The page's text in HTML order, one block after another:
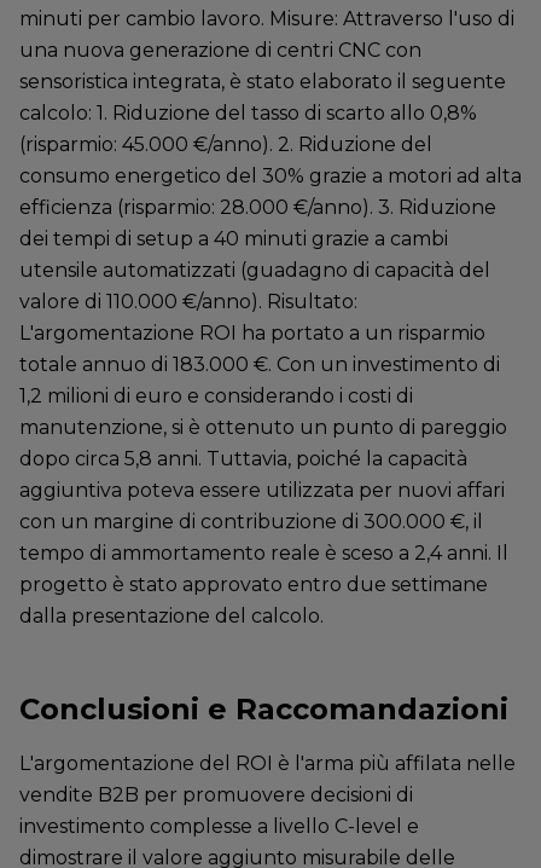
minuti per cambio lavoro. Misure: Attraverso l'uso di
una nuova generazione di centri CNC con
sensoristica integrata, è stato elaborato il seguente
calcolo: 1. Riduzione del tasso di scarto allo 0,8%
(risparmio: 45.000 €/anno). 2. Riduzione del
consumo energetico del 30% grazie a motori ad alta
efficienza (risparmio: 28.000 €/anno). 3. Riduzione
dei tempi di setup a 40 minuti grazie a cambi
utensile automatizzati (guadagno di capacità del
valore di 110.000 €/anno). Risultato:
L'argomentazione ROI ha portato a un risparmio
totale annuo di 183.000 €. Con un investimento di
1,2 milioni di euro e considerando i costi di
manutenzione, si è ottenuto un punto di pareggio
dopo circa 5,8 anni. Tuttavia, poiché la capacità
aggiuntiva poteva essere utilizzata per nuovi affari
con un margine di contribuzione di 300.000 €, il
tempo di ammortamento reale è sceso a 2,4 anni. Il
progetto è stato approvato entro due settimane
dalla presentazione del calcolo.
Conclusioni e Raccomandazioni
L'argomentazione del ROI è l'arma più affilata nelle
vendite B2B per promuovere decisioni di
investimento complesse a livello C-level e
dimostrare il valore aggiunto misurabile delle